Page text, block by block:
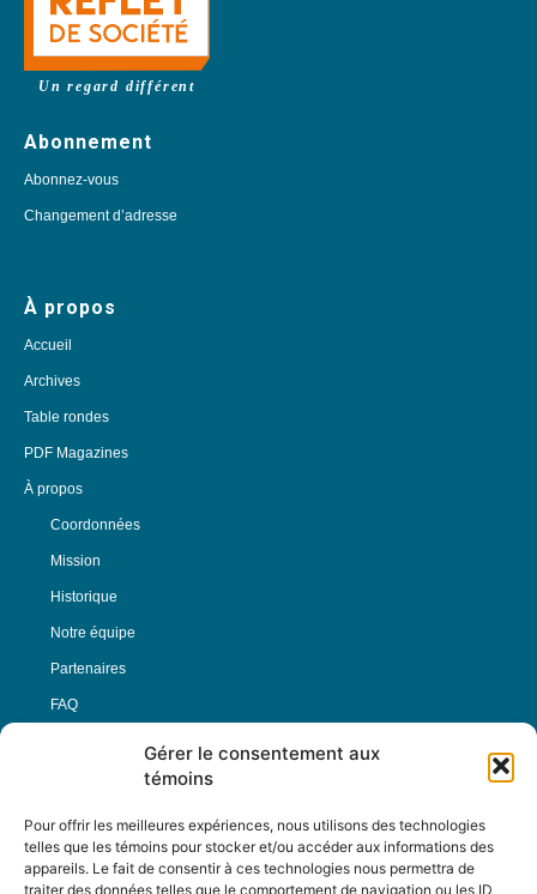
Gérer le consentement aux
témoins
Pour offrir les meilleures expériences, nous utilisons des technologies
telles que les témoins pour stocker et/ou accéder aux informations des
appareils. Le fait de consentir à ces technologies nous permettra de
traiter des données telles que le comportement de navigation ou les ID
Un regard différent
Abonnement
Abonnez-vous
Changement d’adresse
À propos
Accueil
Archives
Table rondes
PDF Magazines
À propos
Coordonnées
Mission
Historique
Notre équipe
Partenaires
FAQ
Nous Suivre